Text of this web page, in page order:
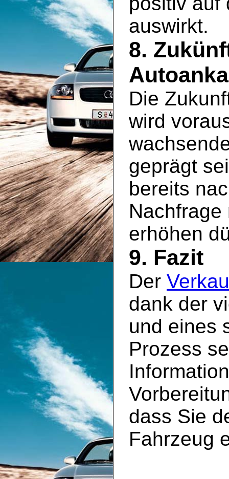
auswirkt.
8.
Die
wird
geprägt
bereits
erhöhen
9. Fazit
Der
dank der
und eines
Prozess
dass Sie
Fahrzeug